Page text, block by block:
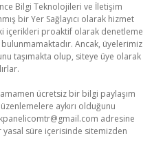
Bilgi Teknolojileri ve İletişim
bir Yer Sağlayıcı olarak hizmet
içerikleri proaktif olarak denetleme
Ancak, üyelerimiz
taşımakta olup, siteye üye olarak
ücretsiz bir bilgi paylaşım
aykırı olduğunu
adresine
süre içerisinde sitemizden